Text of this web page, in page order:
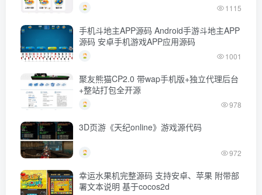
1115
手机斗地主APP源码 Android手游斗地主APP
源码 安卓手机游戏APP应用源码
1001
聚友熊猫CP2.0 带wap手机版+独立代理后台
+整站打包全开源
978
3D页游《天纪online》游戏源代码
972
幸运水果机完整源码 支持安卓、苹果 附带部
署文本说明 基于cocos2d